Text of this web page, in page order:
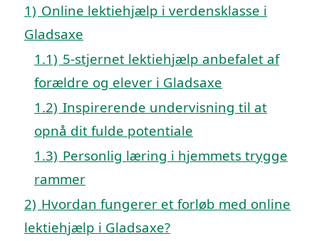
1) Online lektiehjælp i verdensklasse i
Gladsaxe
1.1) 5-stjernet lektiehjælp anbefalet af
forældre og elever i Gladsaxe
1.2) Inspirerende undervisning til at
opnå dit fulde potentiale
1.3) Personlig læring i hjemmets trygge
rammer
2) Hvordan fungerer et forløb med online
lektiehjælp i Gladsaxe?